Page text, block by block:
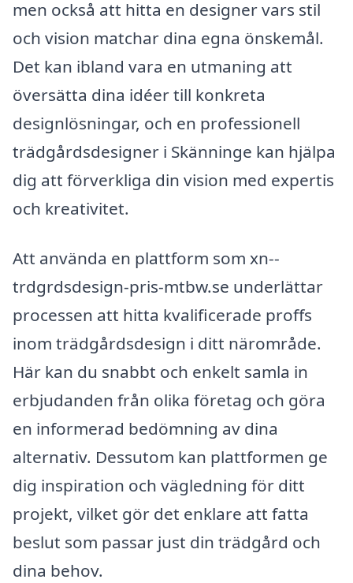
men också att hitta en designer vars stil
och vision matchar dina egna önskemål.
Det kan ibland vara en utmaning att
översätta dina idéer till konkreta
designlösningar, och en professionell
trädgårdsdesigner i Skänninge kan hjälpa
dig att förverkliga din vision med expertis
och kreativitet.
Att använda en plattform som xn--
trdgrdsdesign-pris-mtbw.se underlättar
processen att hitta kvalificerade proffs
inom trädgårdsdesign i ditt närområde.
Här kan du snabbt och enkelt samla in
erbjudanden från olika företag och göra
en informerad bedömning av dina
alternativ. Dessutom kan plattformen ge
dig inspiration och vägledning för ditt
projekt, vilket gör det enklare att fatta
beslut som passar just din trädgård och
dina behov.